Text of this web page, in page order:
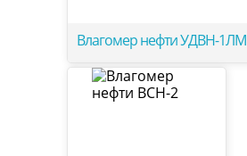
Влагомер нефти УДВН-1ЛМ